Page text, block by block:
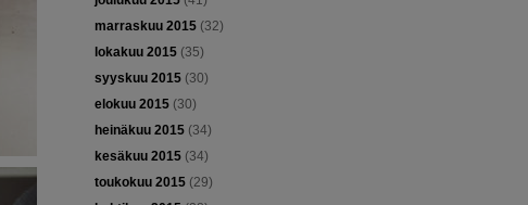
marraskuu 2015(32)
lokakuu 2015(35)
syyskuu 2015(30)
elokuu 2015(30)
heinäkuu 2015(34)
kesäkuu 2015(34)
toukokuu 2015(29)